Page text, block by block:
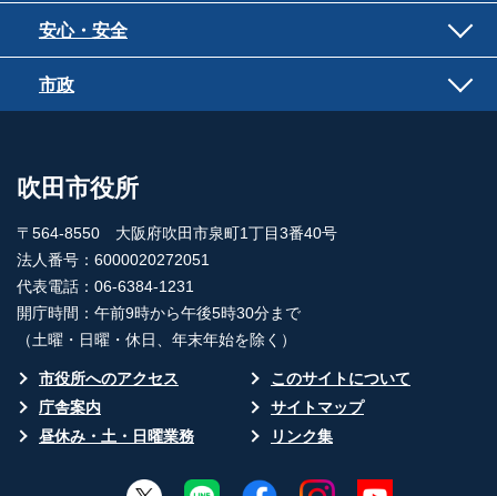
安心・安全
市政
吹田市役所
〒564-8550 大阪府吹田市泉町1丁目3番40号
法人番号：6000020272051
代表電話：06-6384-1231
開庁時間：午前9時から午後5時30分まで
（土曜・日曜・休日、年末年始を除く）
市役所へのアクセス
このサイトについて
庁舎案内
サイトマップ
昼休み・土・日曜業務
リンク集